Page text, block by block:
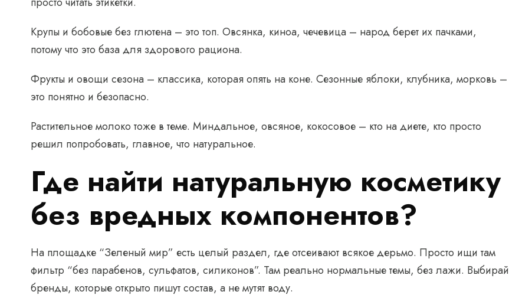
Крупы и бобовые без глютена – это топ. Овсянка, киноа, чечевица – народ берет их пачками,
потому что это база для здорового рациона.
Фрукты и овощи сезона – классика, которая опять на коне. Сезонные яблоки, клубника, морковь –
это понятно и безопасно.
Растительное молоко тоже в теме. Миндальное, овсяное, кокосовое – кто на диете, кто просто
решил попробовать, главное, что натуральное.
Где найти натуральную косметику
без вредных компонентов?
На площадке “Зеленый мир” есть целый раздел, где отсеивают всякое дерьмо. Просто ищи там
фильтр “без парабенов, сульфатов, силиконов”. Там реально нормальные темы, без лажи. Выбирай
бренды, которые открыто пишут состав, а не мутят воду.